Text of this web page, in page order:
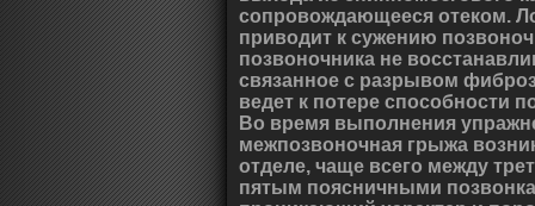
сопровождающееся отеком.
приводит к сужению
позвоночника не
связанное с разрывом
ведет к потере способности
Во время выполнения
межпозвоночная грыжа
отделе, чаще всего между
пятым поясничными